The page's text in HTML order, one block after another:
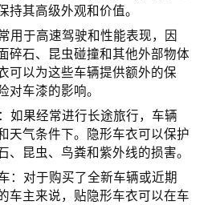
持其高级外观和价值。
用于高速驾驶和性能表现，因
碎石、昆虫碰撞和其他外部物体
可以为这些车辆提供额外的保
对车漆的影响。
如果经常进行长途旅行，车辆
天气条件下。隐形车衣可以保护
、昆虫、鸟粪和紫外线的损害。
：对于购买了全新车辆或近期
车主来说，贴隐形车衣可以在车